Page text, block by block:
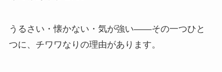
うるさい・懐かない・気が強い——その一つひと
つに、チワワなりの理由があります。